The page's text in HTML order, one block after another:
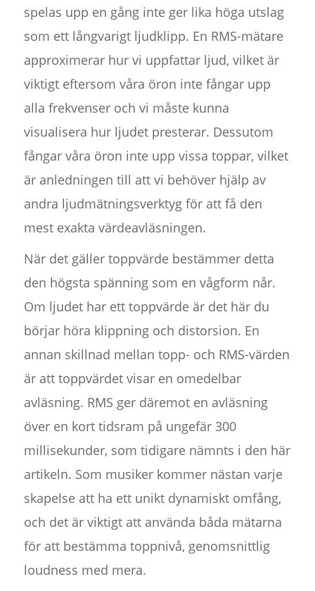
spelas upp en gång inte ger lika höga utslag
som ett långvarigt ljudklipp. En RMS-mätare
approximerar hur vi uppfattar ljud, vilket är
viktigt eftersom våra öron inte fångar upp
alla frekvenser och vi måste kunna
visualisera hur ljudet presterar. Dessutom
fångar våra öron inte upp vissa toppar, vilket
är anledningen till att vi behöver hjälp av
andra ljudmätningsverktyg för att få den
mest exakta värdeavläsningen.
När det gäller toppvärde bestämmer detta
den högsta spänning som en vågform når.
Om ljudet har ett toppvärde är det här du
börjar höra klippning och distorsion. En
annan skillnad mellan topp- och RMS-värden
är att toppvärdet visar en omedelbar
avläsning. RMS ger däremot en avläsning
över en kort tidsram på ungefär 300
millisekunder, som tidigare nämnts i den här
artikeln. Som musiker kommer nästan varje
skapelse att ha ett unikt dynamiskt omfång,
och det är viktigt att använda båda mätarna
för att bestämma toppnivå, genomsnittlig
loudness med mera.